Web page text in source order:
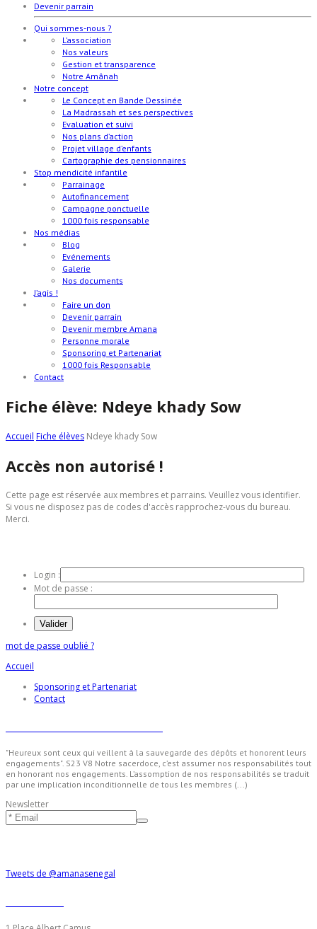
Devenir parrain
Qui sommes-nous ?
L’association
Nos valeurs
Gestion et transparence
Notre Amânah
Notre concept
Le Concept en Bande Dessinée
La Madrassah et ses perspectives
Evaluation et suivi
Nos plans d’action
Projet village d’enfants
Cartographie des pensionnaires
Stop mendicité infantile
Parrainage
Autofinancement
Campagne ponctuelle
1000 fois responsable
Nos médias
Blog
Evénements
Galerie
Nos documents
J’agis !
Faire un don
Devenir parrain
Devenir membre Amana
Personne morale
Sponsoring et Partenariat
1000 fois Responsable
Contact
Fiche élève: Ndeye khady Sow
Accueil Fiche élèves Ndeye khady Sow
Accès non autorisé !
Cette page est réservée aux membres et parrains. Veuillez vous identifier.
Si vous ne disposez pas de codes d'accès rapprochez-vous du bureau.
Merci.
Login :
Mot de passe :
mot de passe oublié ?
Accueil
Sponsoring et Partenariat
Contact
"Heureux sont ceux qui veillent à la sauvegarde des dépôts et honorent leurs
engagements". S23 V8 Notre sacerdoce, c’est assumer nos responsabilités tout
en honorant nos engagements. L’assomption de nos responsabilités se traduit
par une implication inconditionnelle de tous les membres (...)
Newsletter
Tweets de @amanasenegal